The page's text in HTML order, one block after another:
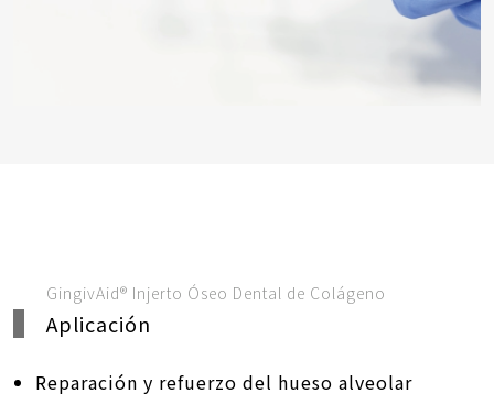
GingivAid® Injerto Óseo Dental de Colágeno
Aplicación
Reparación y refuerzo del hueso alveolar